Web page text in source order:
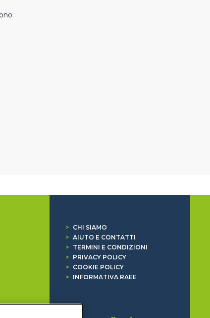
>
CHI SIAMO
> AIUTO E CONTATTI
>
TERMINI E CONDIZIONI
>
PRIVACY POLICY
>
COOKIE POLICY
>
INFORMATIVA RAEE